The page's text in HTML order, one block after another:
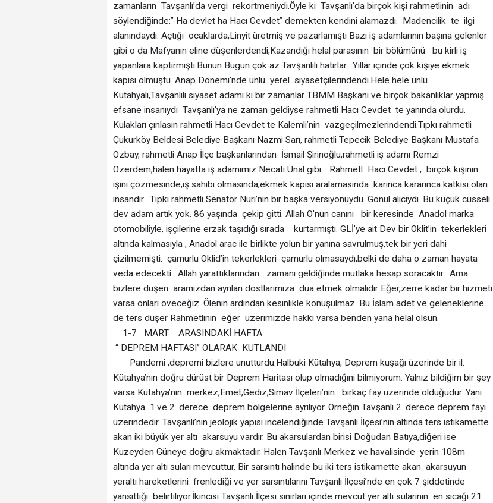
zamanların Tavşanlı’da vergi rekortmeniydi.Öyle ki Tavşanlı’da birçok kişi rahmetlinin adı
söylendiğinde:” Ha devlet ha Hacı Cevdet” demekten kendini alamazdı. Madencilik te ilgi
alanındaydı. Açtığı ocaklarda,Linyit üretmiş ve pazarlamıştı Bazı iş adamlarının başına gelenler
gibi o da Mafyanın eline düşenlerdendi,Kazandığı helal parasının bir bölümünü bu kirli iş
yapanlara kaptırmıştı.Bunun Bugün çok az Tavşanlılı hatırlar. Yıllar içinde çok kişiye ekmek
kapısı olmuştu. Anap Dönemi’nde ünlü yerel siyasetçilerindendi.Hele hele ünlü
Kütahyalı,Tavşanlılı siyaset adamı ki bir zamanlar TBMM Başkanı ve birçok bakanlıklar yapmış
efsane insanıydı Tavşanlı’ya ne zaman geldiyse rahmetli Hacı Cevdet te yanında olurdu.
Kulakları çınlasın rahmetli Hacı Cevdet te Kalemli’nin vazgeçilmezlerindendi.Tıpkı rahmetli
Çukurköy Beldesi Belediye Başkanı Nazmi Sarı, rahmetli Tepecik Belediye Başkanı Mustafa
Özbay, rahmetli Anap İlçe başkanlarından İsmail Şirinoğlu,rahmetli iş adamı Remzi
Özerdem,halen hayatta iş adamımız Necati Ünal gibi …Rahmetl Hacı Cevdet , birçok kişinin
işini çözmesinde,iş sahibi olmasında,ekmek kapısı aralamasında karınca kararınca katkısı olan
insandır. Tıpkı rahmetli Senatör Nuri’nin bir başka versiyonuydu. Gönül alıcıydı. Bu küçük cüsseli
dev adam artık yok. 86 yaşında çekip gitti. Allah O’nun canını bir keresinde Anadol marka
otomobiliyle, işçilerine erzak taşıdığı sırada kurtarmıştı. GLİ’ye ait Dev bir Oklit’in tekerlekleri
altında kalmasıyla , Anadol arac ile birlikte yolun bir yanına savrulmuş,tek bir yeri dahi
çizilmemişti. çamurlu Oklid’in tekerlekleri çamurlu olmasaydı,belki de daha o zaman hayata
veda edecekti. Allah yarattıklarından zamanı geldiğinde mutlaka hesap soracaktır. Ama
bizlere düşen aramızdan ayrılan dostlarımıza dua etmek olmalıdır Eğer,zerre kadar bir hizmeti
varsa onları öveceğiz. Ölenin ardından kesinlikle konuşulmaz. Bu İslam adet ve geleneklerine
de ters düşer Rahmetlinin eğer üzerimizde hakkı varsa benden yana helal olsun.
1-7 MART ARASINDAKİ HAFTA
“ DEPREM HAFTASI” OLARAK KUTLANDI
Pandemi ,depremi bizlere unutturdu.Halbuki Kütahya, Deprem kuşağı üzerinde bir il.
Kütahya’nın doğru dürüst bir Deprem Haritası olup olmadığını bilmiyorum. Yalnız bildiğim bir şey
varsa Kütahya’nın merkez,Emet,Gediz,Simav İlçeleri’nin birkaç fay üzerinde olduğudur. Yani
Kütahya 1.ve 2. derece deprem bölgelerine ayrılıyor. Örneğin Tavşanlı 2. derece deprem fayı
üzerindedir. Tavşanlı’nın jeolojik yapısı incelendiğinde Tavşanlı İlçesi’nin altında ters istikamette
akan iki büyük yer altı akarsuyu vardır. Bu akarsulardan birisi Doğudan Batıya,diğeri ise
Kuzeyden Güneye doğru akmaktadır. Halen Tavşanlı Merkez ve havalisinde yerin 108m
altında yer altı suları mevcuttur. Bir sarsıntı halinde bu iki ters istikamette akan akarsuyun
yeraltı hareketlerini frenlediği ve yer sarsıntılarını Tavşanlı İlçesi’nde en çok 7 şiddetinde
yansıttığı belirtiliyor.İkincisi Tavşanlı İlçesi sınırları içinde mevcut yer altı sularının en sıcağı 21